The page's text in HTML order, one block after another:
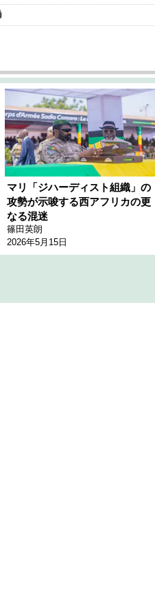
マリ「ジハーディスト組織」の
攻勢が示唆する西アフリカの更
なる混迷
篠田英朗
2026年5月15日